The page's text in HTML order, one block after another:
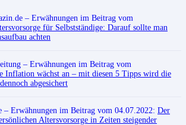
– Erwähnungen im Beitrag vom
für Selbstständige: Darauf sollte man
achten
– Erwähnungen im Beitrag vom
Inflation wächst an – mit diesen 5 Tipps wird die
abgesichert
– Erwähnungen im Beitrag vom 04.07.2022: Der
Altersvorsorge in Zeiten steigender